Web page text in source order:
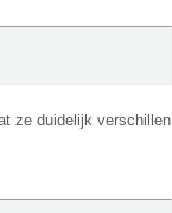
ze duidelijk verschillen